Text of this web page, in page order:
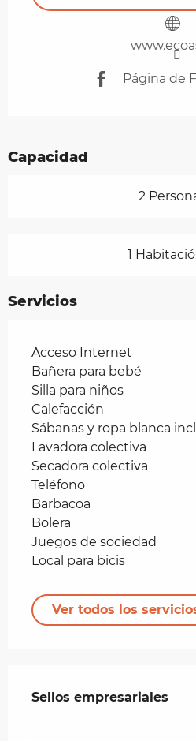
Página de
Capacidad
2
1
Servicios
Acceso Internet
Bañera para bebé
Silla para niños
Calefacción
Sábanas y ropa blanca
Lavadora colectiva
Secadora colectiva
Teléfono
Barbacoa
Bolera
Juegos de sociedad
Local para bicis
Ver todos los
Sellos empresariales
Sellos empresariales